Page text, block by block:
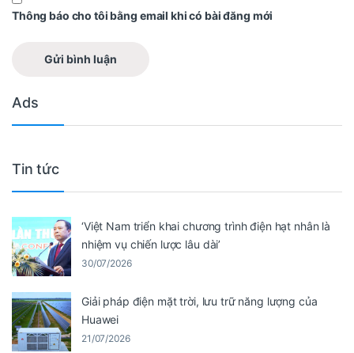
Thông báo cho tôi bằng email khi có bài đăng mới
Ads
Tin tức
‘Việt Nam triển khai chương trình điện hạt nhân là
nhiệm vụ chiến lược lâu dài’
30/07/2026
Giải pháp điện mặt trời, lưu trữ năng lượng của
Huawei
21/07/2026